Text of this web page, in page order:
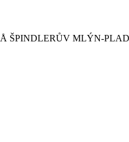
ŠPINDLERŮV MLÝN-